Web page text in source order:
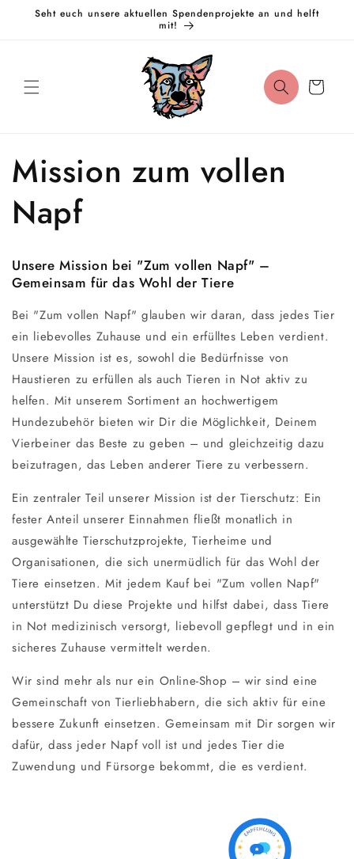
zum
Seht euch unsere aktuellen Spendenprojekte an und helft
mit!
Warenkorb
Mission zum vollen
Napf
Unsere Mission bei "Zum vollen Napf" –
Gemeinsam für das Wohl der Tiere
Bei "Zum vollen Napf" glauben wir daran, dass jedes Tier
ein liebevolles Zuhause und ein erfülltes Leben verdient.
Unsere Mission ist es, sowohl die Bedürfnisse von
Haustieren zu erfüllen als auch Tieren in Not aktiv zu
helfen. Mit unserem Sortiment an hochwertigem
Hundezubehör bieten wir Dir die Möglichkeit, Deinem
Vierbeiner das Beste zu geben – und gleichzeitig dazu
beizutragen, das Leben anderer Tiere zu verbessern.
Ein zentraler Teil unserer Mission ist der Tierschutz: Ein
fester Anteil unserer Einnahmen fließt monatlich in
ausgewählte Tierschutzprojekte, Tierheime und
Organisationen, die sich unermüdlich für das Wohl der
Tiere einsetzen. Mit jedem Kauf bei "Zum vollen Napf"
unterstützt Du diese Projekte und hilfst dabei, dass Tiere
in Not medizinisch versorgt, liebevoll gepflegt und in ein
sicheres Zuhause vermittelt werden.
Wir sind mehr als nur ein Online-Shop – wir sind eine
Gemeinschaft von Tierliebhabern, die sich aktiv für eine
bessere Zukunft einsetzen. Gemeinsam mit Dir sorgen wir
dafür, dass jeder Napf voll ist und jedes Tier die
Zuwendung und Fürsorge bekommt, die es verdient.